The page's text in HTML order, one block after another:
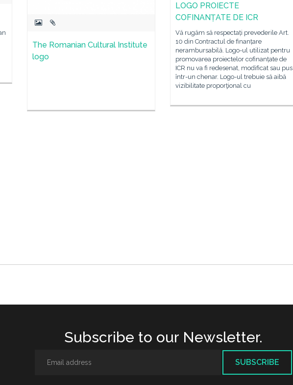
The Romanian Cultural Institute
logo
LOGO PROIECTE
COFINANȚATE DE ICR
Vă rugăm să respectați prevederile Art.
10 din Contractul de finanțare
nerambursabilă. Logo-ul utilizat pentru
promovarea proiectelor cofinanțate de
ICR nu va fi redesenat, modificat sau pus
într-un chenar. Logo-ul trebuie să aibă
vizibilitate proporţional cu
Subscribe to our Newsletter.
SUBSCRIBE